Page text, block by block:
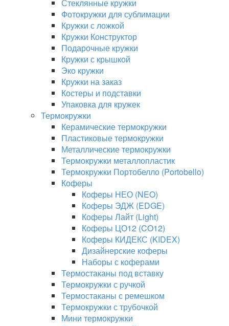
Стеклянные кружки
Фотокружки для сублимации
Кружки с ложкой
Кружки Конструктор
Подарочные кружки
Кружки с крышкой
Эко кружки
Кружки на заказ
Костеры и подставки
Упаковка для кружек
Термокружки
Керамические термокружки
Пластиковые термокружки
Металлические термокружки
Термокружки металлопластик
Термокружки Портобелло (Portobello)
Коферы
Коферы НЕО (NEO)
Коферы ЭДЖ (EDGE)
Коферы Лайт (Light)
Коферы ЦО12 (CO12)
Коферы КИДЕКС (KIDEX)
Дизайнерские коферы
Наборы с коферами
Термостаканы под вставку
Термокружки с ручкой
Термостаканы с ремешком
Термокружки с трубочкой
Мини термокружки